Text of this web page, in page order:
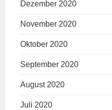
Dezember 2020
November 2020
Oktober 2020
September 2020
August 2020
Juli 2020